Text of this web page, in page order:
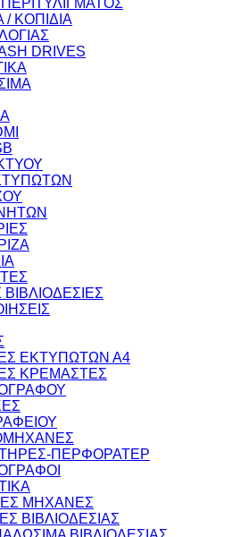
/ ΚΟΠΙΔΙΑ
DRIVES
ΕΚΤΥΠΩΤΩΝ Α4
ΚΡΕΜΑΣΤΕΣ
ΠΕΡΦΟΡΑΤΕΡ
ΜΗΧΑΝΕΣ
ΒΙΒΛΙΟΔΕΣΙΑΣ